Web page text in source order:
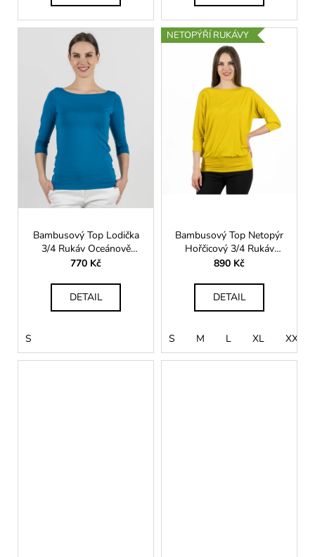
Bambusový Top Lodička
3/4 Rukáv Oceánově
Modrá Dámská
770 Kč
DETAIL
S
NETOPÝŘÍ RUKÁVY
Bambusový Top Netopýr
Hořčicový 3/4 Rukáv
Volný Střih Dámský
890 Kč
DETAIL
S M L XL XXL